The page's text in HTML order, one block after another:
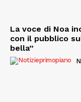
La voce di Noa
con il pubblico
bella”